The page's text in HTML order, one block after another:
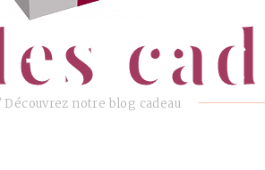
Découvrez notre blog cadeau